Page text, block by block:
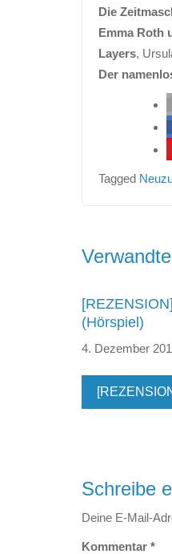
Die
Emma Roth
Layers,
Der
Tagged
(Hörspiel)
4. Dezember
Schreibe
Deine E-Mail-
Kommentar *